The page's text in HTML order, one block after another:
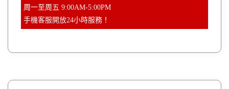
周一至周五 9:00AM-5:00PM
手機客服開放24小時服務！